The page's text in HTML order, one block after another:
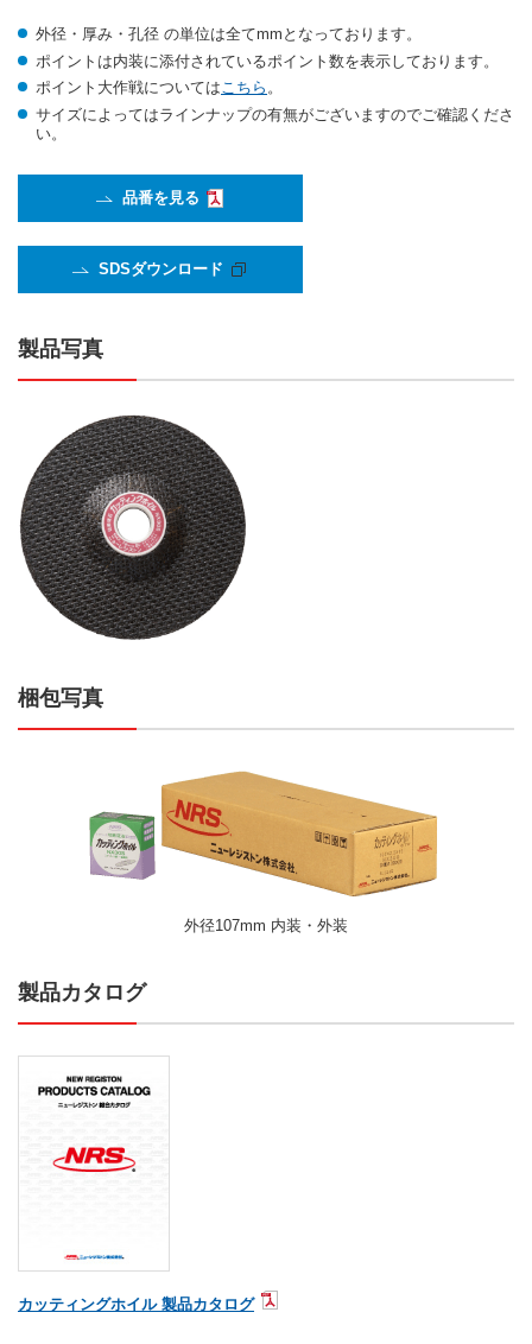
外径・厚み・孔径 の単位は全てmmとなっております。
ポイントは内装に添付されているポイント数を表示しております。
ポイント大作戦についてはこちら 。
サイズによってはラインナップの有無がございますのでご確認くださ
い。
品番を見る
SDSダウンロード
製品写真
梱包写真
外径107mm 内装・外装
製品カタログ
カッティングホイル 製品カタログ